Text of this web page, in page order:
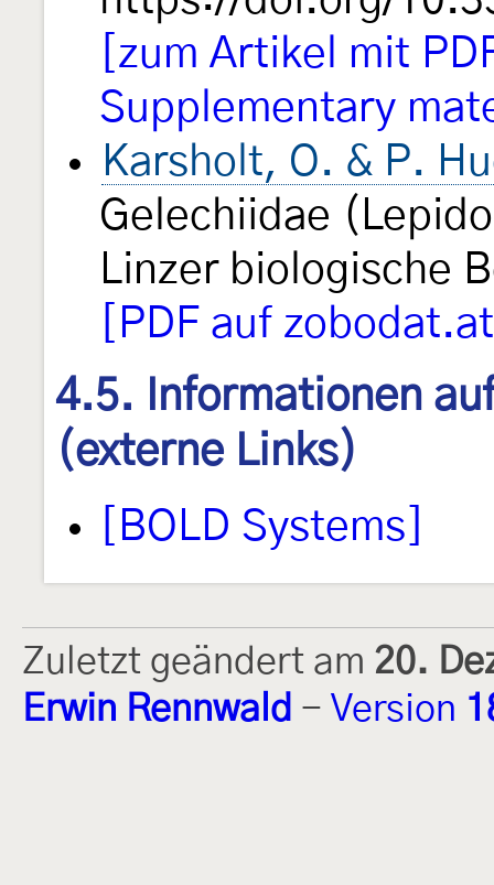
[zum Artikel mit
Supplementary
Karsholt, O. & P.
Gelechiidae
Linzer biologische
[PDF auf
4.5. Informationen
(externe Links)
[BOLD Systems]
Zuletzt geändert am 20.
Erwin Rennwald - Version